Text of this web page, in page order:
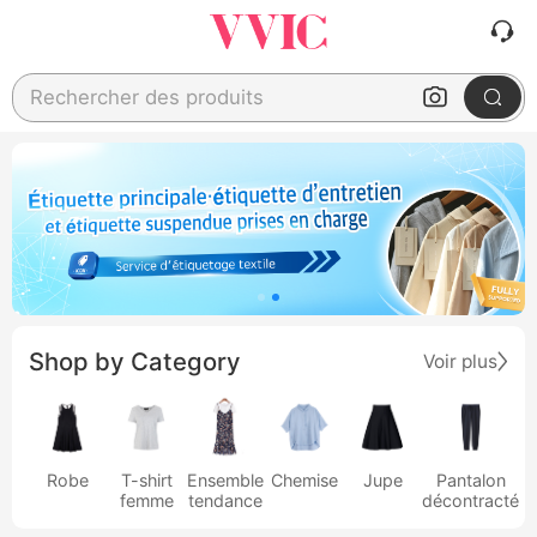
Rechercher des produits
Shop by Category Voir plus
Robe
T-shirt
femme
Ensemble
tendance
Chemise Jupe
Pantalon
décontracté